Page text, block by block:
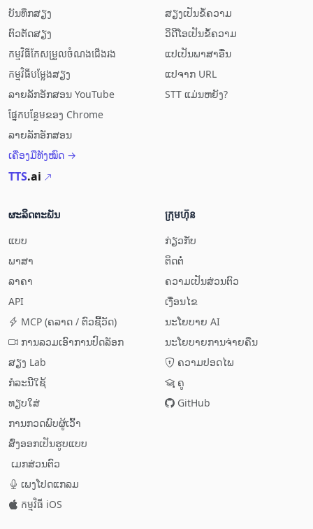
ບັນທຶກສຽງ
ຕົວຕັດສຽງ
កម្មវិធី​កែសម្រួល​ចំណង​ជើង​រង
កម្មវិធី​បម្លែង​ສຽງ
ລາຍ​ລັກ​ອັກສອນ YouTube
ផ្នែក​បន្ថែម​ຂອງ Chrome
ລາຍ​ລັກ​ອັກສອນ​
ເຄື່ອງມື​ທັງ​ໝົດ →
TTS.ai
ສຽງ​ເປັນ​ຂໍ້ຄວາມ
ວິດີໂອ​ເປັນ​ຂໍ້ຄວາມ
ແປ​ເປັນ​ພາສາ​ອື່ນ​
ແປ​ຈາກ URL
STT ແມ່ນຫຍັງ?
ຜະລິດຕະພັນ
ແບບ
ພາສາ
ລາຄາ
API
MCP (ຄລາດ / ຕົວຊີ້ວັດ)
ການ​ລວມ​ເອົາ​ການ​ປົດ​ລັອກ
ສຽງ​ Lab
ກໍລະນີ​ໃຊ້
ທຽບ​ໃສ່
ການກວດພົບ​ຜູ້​ເວົ້າ
ສົ່ງອອກ​ເປັນ​ຮູບແບບ
ເມກສ່ວນຕົວ
ເພງ​ໂປດ​ແກລມ
កម្មវិធី iOS
ក្រុមហ៊ុន
ກ່ຽວ​ກັບ
ຕິດຕໍ່
ຄວາມເປັນສ່ວນຕົວ
ເງື່ອນໄຂ
ນະໂຍບາຍ AI
ນະໂຍບາຍ​ການ​ຈ່າຍ​ຄືນ
ຄວາມປອດໄພ
ຄູ
GitHub